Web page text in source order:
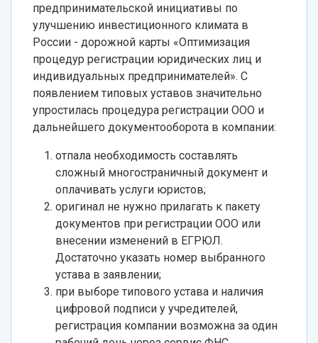
предпринимательской инициативы по
улучшению инвестиционного климата в
России - дорожной карты «Оптимизация
процедур регистрации юридических лиц и
индивидуальных предпринимателей». С
появлением типовых уставов значительно
упростилась процедура регистрации ООО и
дальнейшего документооборота в компании:
отпала необходимость составлять
сложный многостраничный документ и
оплачивать услуги юристов;
оригинал не нужно прилагать к пакету
документов при регистрации ООО или
внесении изменений в ЕГРЮЛ.
Достаточно указать номер выбранного
устава в заявлении;
при выборе типового устава и наличия
цифровой подписи у учредителей,
регистрация компании возможна за один